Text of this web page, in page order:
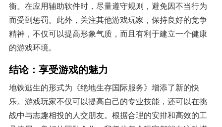
衡。在应用辅助软件时，尽量遵守规则，避免因不当行为
而受到惩罚。此外，关注其他游戏玩家，保持良好的竞争
精神，不仅可以提高形象气质，而且有利于建立一个健康
的游戏环境。
结论：享受游戏的魅力
地铁逃生的形式为《绝地生存国际服务》增添了新的快
乐。游戏玩家不仅可以提高自己的专业技能，还可以在挑
战中与志趣相投的人交朋友。根据合理的安排和高效的工